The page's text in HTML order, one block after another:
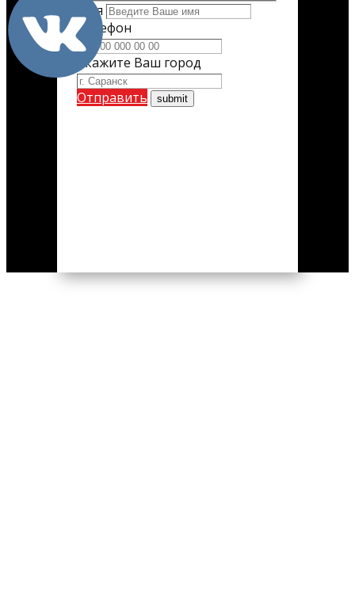
Имя
Телефон
Укажите Ваш город
Отправить